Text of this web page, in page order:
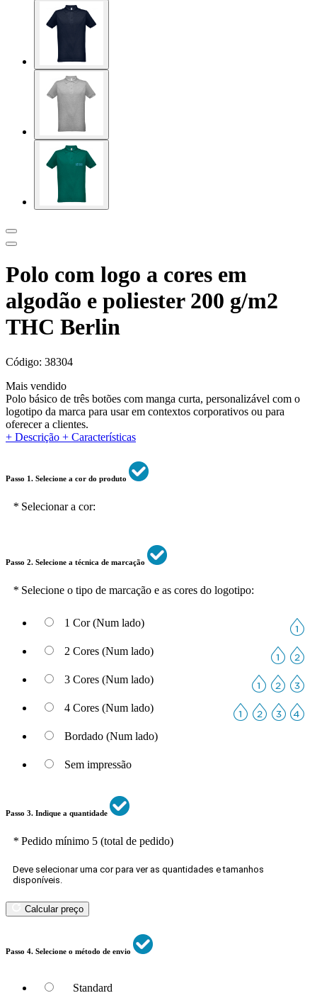
Polo com logo a cores em
algodão e poliester 200 g/m2
THC Berlin
Código: 38304
Mais vendido
Polo básico de três botões com manga curta, personalizável com o
logotipo da marca para usar em contextos corporativos ou para
oferecer a clientes.
+ Descrição + Características
Passo 1. Selecione a cor do produto
* Selecionar a cor:
Passo 2. Selecione a técnica de marcação
* Selecione o tipo de marcação e as cores do logotipo:
1 Cor (Num lado)
2 Cores (Num lado)
3 Cores (Num lado)
4 Cores (Num lado)
Bordado (Num lado)
Sem impressão
Passo 3. Indique a quantidade
* Pedido mínimo 5 (total de pedido)
Deve selecionar uma cor para ver as quantidades e tamanhos
disponíveis.
Calcular preço
Passo 4. Selecione o método de envio
Standard